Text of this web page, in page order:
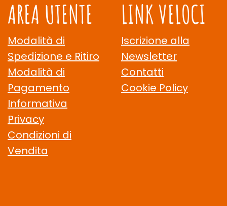
AREA UTENTE
Modalità di
Spedizione e Ritiro
Modalità di
Pagamento
Informativa
Privacy
Condizioni di
Vendita
LINK VELOCI
Iscrizione alla
Newsletter
Contatti
Cookie Policy